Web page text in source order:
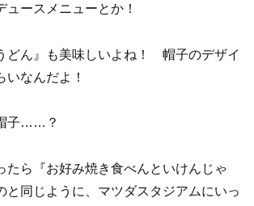
ュースメニューとか！
どん』も美味しいよね！ 帽子のデザイ
いなんだよ！
子……？
たら『お好み焼き食べんといけんじゃ
と同じように、マツダスタジアムにいっ